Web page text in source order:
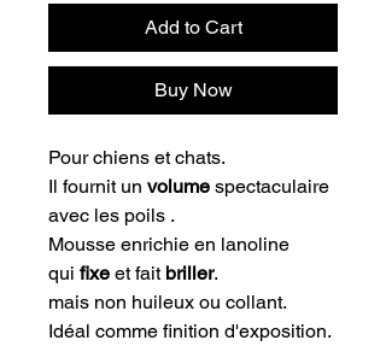
Add to Cart
Buy Now
Pour chiens et chats.
Il fournit un volume spectaculaire
avec les poils .
Mousse enrichie en lanoline
qui fixe et fait briller.
mais non huileux ou collant.
Idéal comme finition d'exposition.